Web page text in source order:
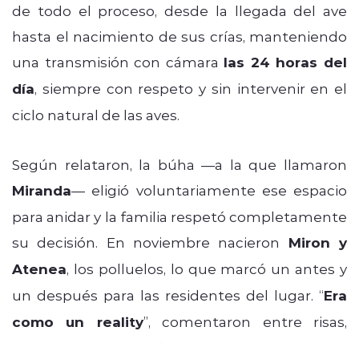
de todo el proceso, desde la llegada del ave
hasta el nacimiento de sus crías, manteniendo
una transmisión con cámara las 24 horas del
día, siempre con respeto y sin intervenir en el
ciclo natural de las aves.
Según relataron, la búha —a la que llamaron
Miranda— eligió voluntariamente ese espacio
para anidar y la familia respetó completamente
su decisión. En noviembre nacieron Miron y
Atenea, los polluelos, lo que marcó un antes y
un después para las residentes del lugar. “Era
como un reality”, comentaron entre risas,